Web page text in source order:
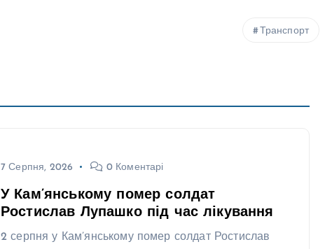
Транспорт
7 Серпня, 2026 0 Коментарі
У Кам’янському помер солдат
Ростислав Лупашко під час лікування
2 серпня у Кам’янському помер солдат Ростислав